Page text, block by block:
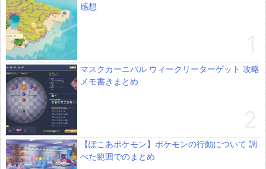
感想
マスクカーニバル ウィークリーターゲット 攻略
メモ書きまとめ
【ぽこあポケモン】ポケモンの行動について 調
べた範囲でのまとめ